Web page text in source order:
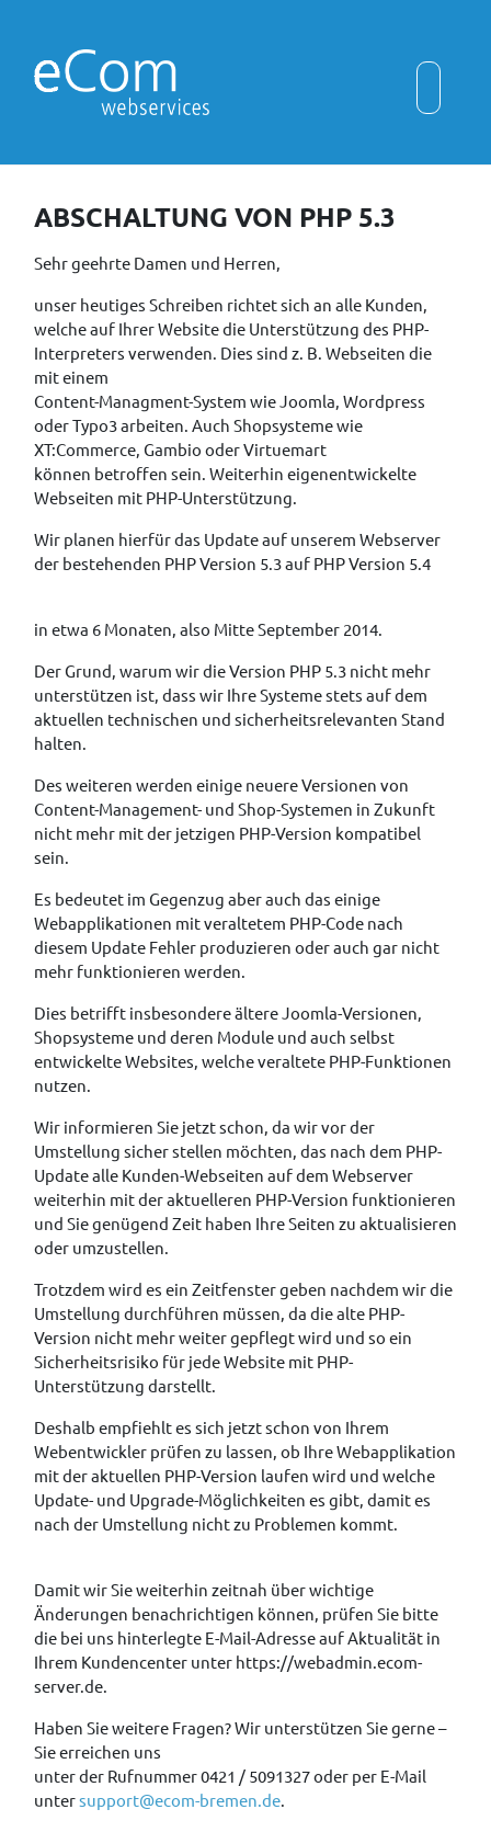
ABSCHALTUNG VON PHP 5.3
Sehr geehrte Damen und Herren,
unser heutiges Schreiben richtet sich an alle Kunden,
welche auf Ihrer Website die Unterstützung des PHP-
Interpreters verwenden. Dies sind z. B. Webseiten die
mit einem
Content-Managment-System wie Joomla, Wordpress
oder Typo3 arbeiten. Auch Shopsysteme wie
XT:Commerce, Gambio oder Virtuemart
können betroffen sein. Weiterhin eigenentwickelte
Webseiten mit PHP-Unterstützung.
Wir planen hierfür das Update auf unserem Webserver
der bestehenden PHP Version 5.3 auf PHP Version 5.4
in etwa 6 Monaten, also Mitte September 2014.
Der Grund, warum wir die Version PHP 5.3 nicht mehr
unterstützen ist, dass wir Ihre Systeme stets auf dem
aktuellen technischen und sicherheitsrelevanten Stand
halten.
Des weiteren werden einige neuere Versionen von
Content-Management- und Shop-Systemen in Zukunft
nicht mehr mit der jetzigen PHP-Version kompatibel
sein.
Es bedeutet im Gegenzug aber auch das einige
Webapplikationen mit veraltetem PHP-Code nach
diesem Update Fehler produzieren oder auch gar nicht
mehr funktionieren werden.
Dies betrifft insbesondere ältere Joomla-Versionen,
Shopsysteme und deren Module und auch selbst
entwickelte Websites, welche veraltete PHP-Funktionen
nutzen.
Wir informieren Sie jetzt schon, da wir vor der
Umstellung sicher stellen möchten, das nach dem PHP-
Update alle Kunden-Webseiten auf dem Webserver
weiterhin mit der aktuelleren PHP-Version funktionieren
und Sie genügend Zeit haben Ihre Seiten zu aktualisieren
oder umzustellen.
Trotzdem wird es ein Zeitfenster geben nachdem wir die
Umstellung durchführen müssen, da die alte PHP-
Version nicht mehr weiter gepflegt wird und so ein
Sicherheitsrisiko für jede Website mit PHP-
Unterstützung darstellt.
Deshalb empfiehlt es sich jetzt schon von Ihrem
Webentwickler prüfen zu lassen, ob Ihre Webapplikation
mit der aktuellen PHP-Version laufen wird und welche
Update- und Upgrade-Möglichkeiten es gibt, damit es
nach der Umstellung nicht zu Problemen kommt.
Damit wir Sie weiterhin zeitnah über wichtige
Änderungen benachrichtigen können, prüfen Sie bitte
die bei uns hinterlegte E-Mail-Adresse auf Aktualität in
Ihrem Kundencenter unter https://webadmin.ecom-
server.de.
Haben Sie weitere Fragen? Wir unterstützen Sie gerne –
Sie erreichen uns
unter der Rufnummer 0421 / 5091327 oder per E-Mail
untersupport@ecom-bremen.de.